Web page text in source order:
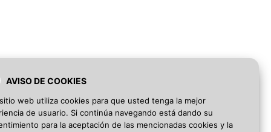
AVISO DE COOKIES
web utiliza cookies para que usted tenga la mejor
de usuario. Si continúa navegando está dando su
para la aceptación de las mencionadas cookies y la